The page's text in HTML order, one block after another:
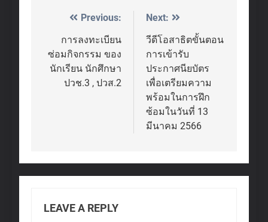
Post
navigation
Previous:
การลงทะเบียน
ซ่อมกิจกรรม ของ
นักเรียน นักศึกษา
ปวช.3 , ปวส.2
Next:
วีดีโอสาธิตขั้นตอน
การเข้ารับ
ประกาศนียบัตร
เพื่อเตรียมความ
พร้อมในการฝึก
ซ้อมในวันที่ 13
มีนาคม 2566
LEAVE A REPLY